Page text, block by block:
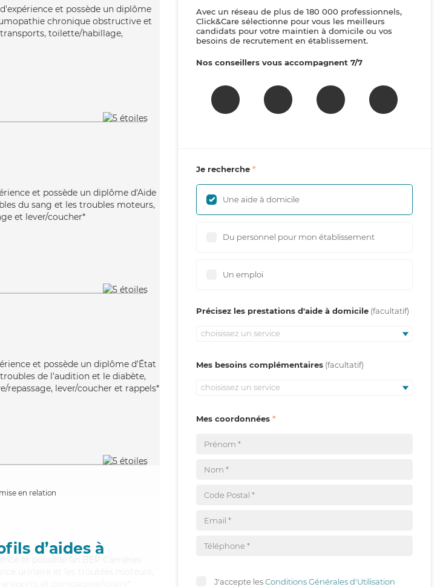
et possède un diplôme
chronique obstructive et
toilette/habillage,
et possède un diplôme d'Aide
du sang et les troubles moteurs,
et lever/coucher*
et possède un diplôme d'État
de l'audition et le diabète,
repassage, lever/coucher et rappels*
en relation
d’aides à
et possède un BEP Carrières
urinaire et les troubles moteurs,
Avec un réseau de plus de 180 000 professionnels,
Click&Care sélectionne pour vous les meilleurs
candidats pour votre maintien à domicile ou vos
besoins de recrutement en établissement.
Nos conseillers vous accompagnent 7/7
Je recherche
Une aide à domicile
Du personnel pour mon établissement
Un emploi
Précisez les prestations d'aide à domicile
choisissez un service
Mes besoins complémentaires
choisissez un service
Mes coordonnées
J'accepte lesConditions Générales d'Utilisation